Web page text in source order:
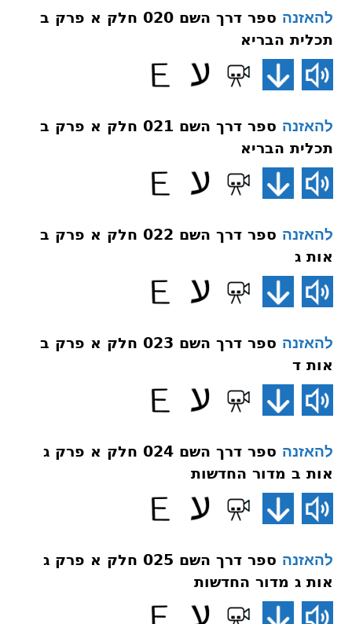
להאזנה
ספר דרך השם 020 חלק א פרק ב
תכלית הבריא
להאזנה
ספר דרך השם 021 חלק א פרק ב
תכלית הבריא
להאזנה
ספר דרך השם 022 חלק א פרק ב
אות ג
להאזנה
ספר דרך השם 023 חלק א פרק ב
אות ד
להאזנה
ספר דרך השם 024 חלק א פרק ג
אות ב מדור החדשות
להאזנה
ספר דרך השם 025 חלק א פרק ג
אות ג מדור החדשות